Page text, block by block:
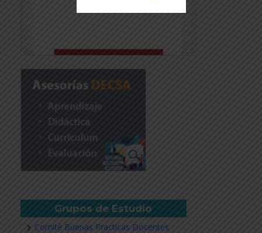
Grupos de Estudio
Comité Buenas Practicas Docentes
Revisar más información